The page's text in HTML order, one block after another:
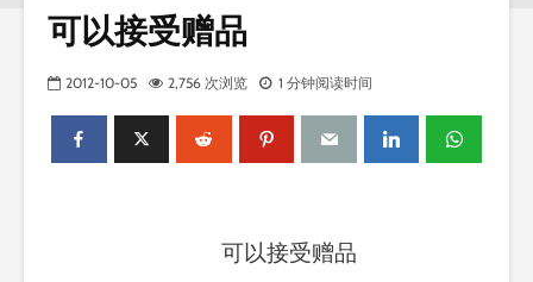
可以接受赠品
2012-10-05 2,756 次浏览 1 分钟阅读时间
可以接受赠品